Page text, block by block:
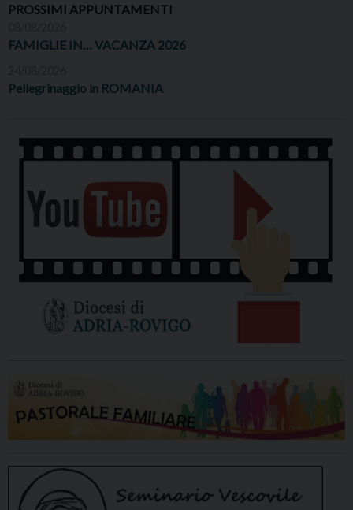
PROSSIMI APPUNTAMENTI
FAMIGLIE IN… VACANZA 2026
Pellegrinaggio in ROMANIA